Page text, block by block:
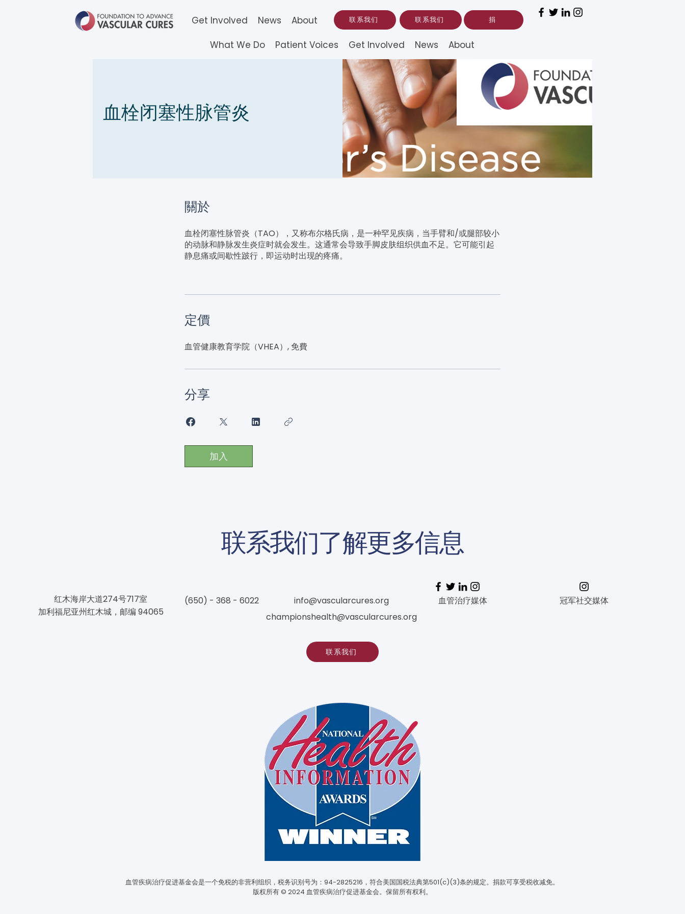
Get Involved News About 联系我们 联系我们 捐
What We Do Patient Voices Get Involved News About
血栓闭塞性脉管炎
關於
血栓闭塞性脉管炎（TAO），又称布尔格氏病，是一种罕见疾病，当手臂和/或腿部较小
的动脉和静脉发生炎症时就会发生。这通常会导致手脚皮肤组织供血不足。它可能引起
静息痛或间歇性跛行，即运动时出现的疼痛。
定價
血管健康教育学院（VHEA）, 免費
分享
加入
联系我们了解更多信息
红木海岸大道274号717室
加利福尼亚州红木城，邮编 94065
(650) - 368 - 6022
info@vascularcures.org
championshealth@vascularcures.org
联系我们
血管治疗媒体 冠军社交媒体
血管疾病治疗促进基金会是一个免税的非营利组织，税务识别号为：94-2825216，符合美国国税法典第501(c)(3)条的规定。捐款可享受税收减免。
版权所有 © 2024 血管疾病治疗促进基金会。保留所有权利。